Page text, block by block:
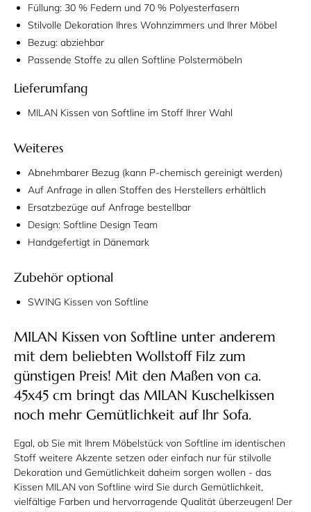
Füllung: 30 % Federn und 70 % Polyesterfasern
Stilvolle Dekoration Ihres Wohnzimmers und Ihrer Möbel
Bezug: abziehbar
Passende Stoffe zu allen Softline Polstermöbeln
Lieferumfang
MILAN Kissen von Softline im Stoff Ihrer Wahl
Weiteres
Abnehmbarer Bezug (kann P-chemisch gereinigt werden)
Auf Anfrage in allen Stoffen des Herstellers erhältlich
Ersatzbezüge auf Anfrage bestellbar
Design: Softline Design Team
Handgefertigt in Dänemark
Zubehör optional
SWING Kissen von Softline
MILAN Kissen von Softline unter anderem
mit dem beliebten Wollstoff Filz zum
günstigen Preis! Mit den Maßen von ca.
45x45 cm bringt das MILAN Kuschelkissen
noch mehr Gemütlichkeit auf Ihr Sofa.
Egal, ob Sie mit Ihrem Möbelstück von Softline im identischen
Stoff weitere Akzente setzen oder einfach nur für stilvolle
Dekoration und Gemütlichkeit daheim sorgen wollen - das
Kissen MILAN von Softline wird Sie durch Gemütlichkeit,
vielfältige Farben und hervorragende Qualität überzeugen! Der